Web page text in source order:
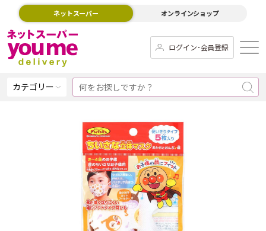
ネットスーパー オンラインショップ
ログイン･会員登録
カテゴリー